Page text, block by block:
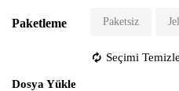
Paketleme Paketsiz
Seçimi Temizle
Dosya Yükle